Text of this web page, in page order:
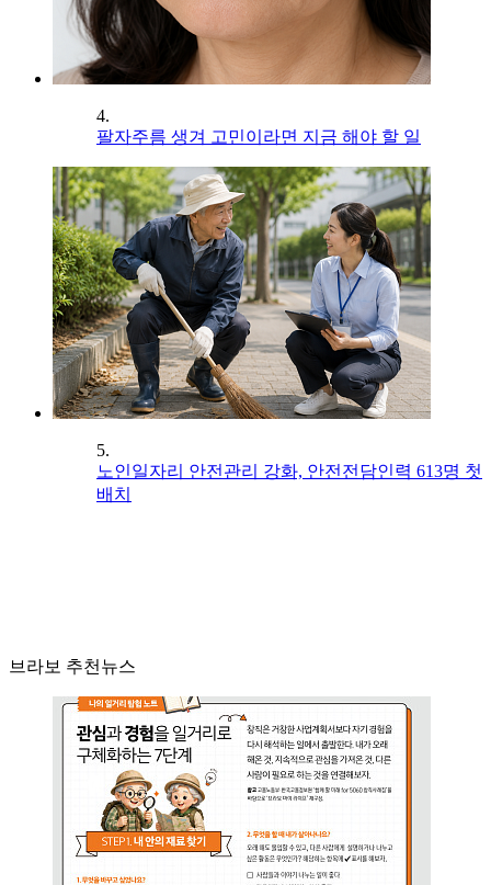
4.
팔자주름 생겨 고민이라면 지금 해야 할 일
5.
노인일자리 안전관리 강화, 안전전담인력 613명 첫
배치
브라보 추천뉴스